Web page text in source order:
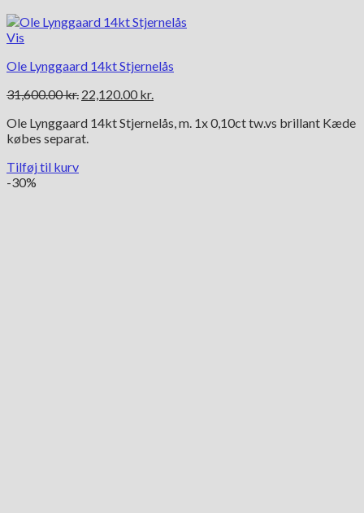
Vis
Ole Lynggaard 14kt Stjernelås
31,600.00kr. Den
pris
var:
22,120.00 kr.
pris
Ole Lynggaard 14kt Stjernelås, m. 1x 0,10ct tw.vs brillant Kæde
købes separat.
Tilføj til kurv
-30%